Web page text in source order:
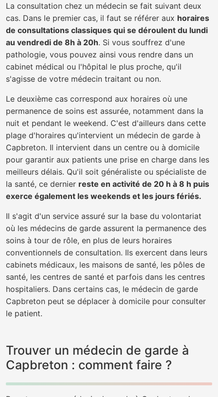
La consultation chez un médecin se fait suivant deux
cas. Dans le premier cas, il faut se référer aux horaires
de consultations classiques qui se déroulent du lundi
au vendredi de 8h à 20h. Si vous souffrez d'une
pathologie, vous pouvez ainsi vous rendre dans un
cabinet médical ou l'hôpital le plus proche, qu'il
s'agisse de votre médecin traitant ou non.
Le deuxième cas correspond aux horaires où une
permanence de soins est assurée, notamment dans la
nuit et pendant le weekend. C'est d'ailleurs dans cette
plage d'horaires qu'intervient un médecin de garde à
Capbreton. Il intervient dans un centre ou à domicile
pour garantir aux patients une prise en charge dans les
meilleurs délais. Qu'il soit généraliste ou spécialiste de
la santé, ce dernier reste en activité de 20 h à 8 h puis
exerce également les weekends et les jours fériés.
Il s'agit d'un service assuré sur la base du volontariat
où les médecins de garde assurent la permanence des
soins à tour de rôle, en plus de leurs horaires
conventionnels de consultation. Ils exercent dans leurs
cabinets médicaux, les maisons de santé, les pôles de
santé, les centres de santé et parfois dans les centres
hospitaliers. Dans certains cas, le médecin de garde
Capbreton peut se déplacer à domicile pour consulter
le patient.
Trouver un médecin de garde à
Capbreton : comment faire ?